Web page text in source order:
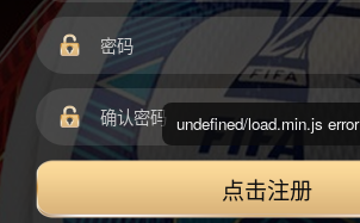
点击注册
undefined/load.min.js error